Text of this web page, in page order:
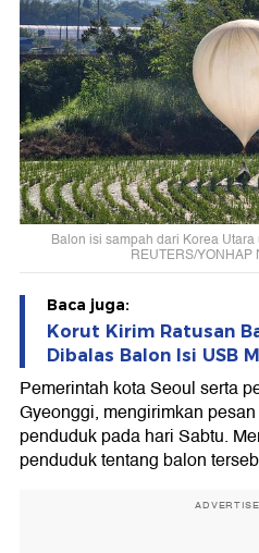
Balon isi sampah dari Korea
REUTERS/YONHAP
Baca juga:
Korut Kirim Ratusan
Dibalas Balon Isi USB
Pemerintah kota Seoul serta
Gyeonggi, mengirimkan
penduduk pada hari Sabtu.
penduduk tentang balon